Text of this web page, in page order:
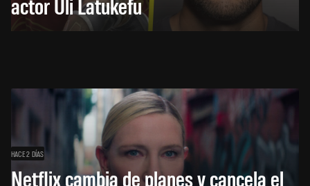
HACE 2 DÍAS
Netflix cambia de planes y cancela el